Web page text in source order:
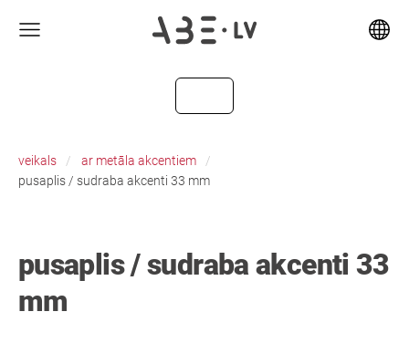
veikals
ar metāla akcentiem
pusaplis / sudraba akcenti 33 mm
pusaplis / sudraba akcenti 33
mm